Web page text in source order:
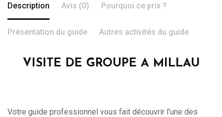
Description Avis (0) Pourquoi ce prix ?
Présentation du guide Autres activités du guide
VISITE DE GROUPE A MILLAU
Votre guide professionnel vous fait découvrir l’une des